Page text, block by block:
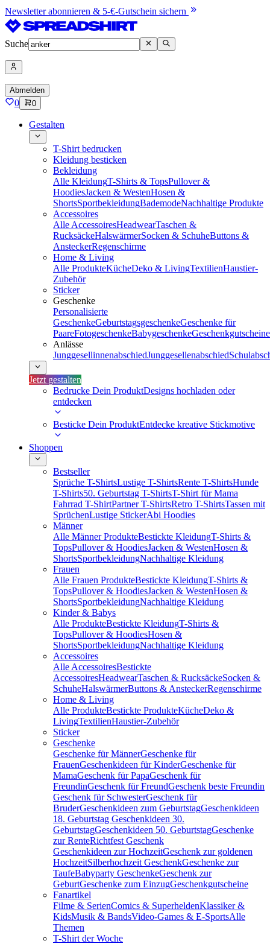
Newsletter abonnieren & 5-€-Gutschein sichern
Suche
Abmelden
0 0
Gestalten
T-Shirt bedrucken
Kleidung besticken
Bekleidung
Alle KleidungT-Shirts & TopsPullover &
HoodiesJacken & WestenHosen &
ShortsSportbekleidungBademodeNachhaltige Produkte
Accessoires
Alle AccessoiresHeadwearTaschen &
RucksäckeHalswärmerSocken & SchuheButtons &
AnsteckerRegenschirme
Home & Living
Alle ProdukteKücheDeko & LivingTextilienHaustier-
Zubehör
Sticker
Geschenke
Personalisierte
GeschenkeGeburtstagsgeschenkeGeschenke für
PaareFotogeschenkeBabygeschenkeGeschenkgutscheine
Anlässe
JunggesellinnenabschiedJunggesellenabschied
Jetzt gestalten
Bedrucke Dein ProduktDesigns hochladen oder
entdecken
Besticke Dein ProduktEntdecke kreative Stickmotive
Shoppen
Bestseller
Sprüche T-ShirtsLustige T-ShirtsRente T-ShirtsHunde
T-Shirts50. Geburtstag T-ShirtsT-Shirt für Mama
Fahrrad T-ShirtPartner T-ShirtsRetro T-ShirtsTassen mit
SprüchenLustige StickerAbi Hoodies
Männer
Alle Männer ProdukteBestickte KleidungT-Shirts &
TopsPullover & HoodiesJacken & WestenHosen &
ShortsSportbekleidungNachhaltige Kleidung
Frauen
Alle Frauen ProdukteBestickte KleidungT-Shirts &
TopsPullover & HoodiesJacken & WestenHosen &
ShortsSportbekleidungNachhaltige Kleidung
Kinder & Babys
Alle ProdukteBestickte KleidungT-Shirts &
TopsPullover & HoodiesHosen &
ShortsSportbekleidungNachhaltige Kleidung
Accessoires
Alle AccessoiresBestickte
AccessoiresHeadwearTaschen & RucksäckeSocken &
SchuheHalswärmerButtons & AnsteckerRegenschirme
Home & Living
Alle ProdukteBestickte ProdukteKücheDeko &
LivingTextilienHaustier-Zubehör
Sticker
Geschenke
Geschenke für MännerGeschenke für
FrauenGeschenkideen für KinderGeschenke für
MamaGeschenk für PapaGeschenk für
FreundinGeschenk für FreundGeschenk beste Freundin
Geschenk für SchwesterGeschenk für
BruderGeschenkideen zum GeburtstagGeschenkideen
18. Geburtstag Geschenkideen 30.
GeburtstagGeschenkideen 50. GeburtstagGeschenke
zur RenteRichtfest Geschenk
Geschenkideen zur HochzeitGeschenk zur goldenen
HochzeitSilberhochzeit GeschenkGeschenke zur
TaufeBabyparty GeschenkeGeschenk zur
GeburtGeschenke zum EinzugGeschenkgutscheine
Fanartikel
Filme & SerienComics & SuperheldenKlassiker &
KidsMusik & BandsVideo-Games & E-SportsAlle
Themen
T-Shirt der Woche